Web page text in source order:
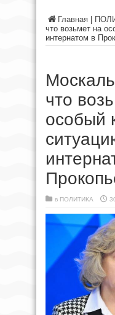
Главная
что возьмет на
интернатом в
что
особый
в ПОЛИТИКА